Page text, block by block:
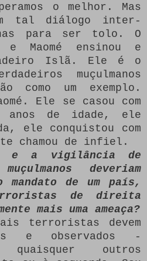
o melhor.
Mas
tal diálogo inter-
para ser tolo.
O
ensinou e
Islã.
Ele é o
muçulmanos
como um exemplo.
Ele se casou com
anos de idade, ele
ele conquistou com
te chamou de infiel.
e a vigilância de
deveriam
de um país,
de direita
mais uma ameaça?
terroristas devem
e observados -
quaisquer outros